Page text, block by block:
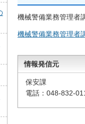
機械警備業務管理者
機械警備業務管理者
情報発信元
保安課
電話：048-832-